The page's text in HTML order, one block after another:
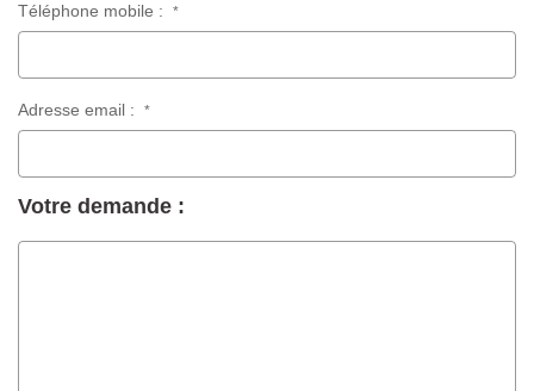
Téléphone mobile : *
Adresse email : *
Votre demande :